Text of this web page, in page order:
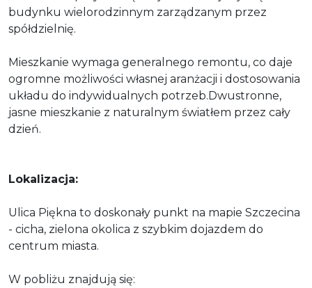
budynku wielorodzinnym zarządzanym przez
spółdzielnię.
Mieszkanie wymaga generalnego remontu, co daje
ogromne możliwości własnej aranżacji i dostosowania
układu do indywidualnych potrzeb.Dwustronne,
jasne mieszkanie z naturalnym światłem przez cały
dzień.
Lokalizacja:
Ulica Piękna to doskonały punkt na mapie Szczecina
- cicha, zielona okolica z szybkim dojazdem do
centrum miasta.
W pobliżu znajdują się: